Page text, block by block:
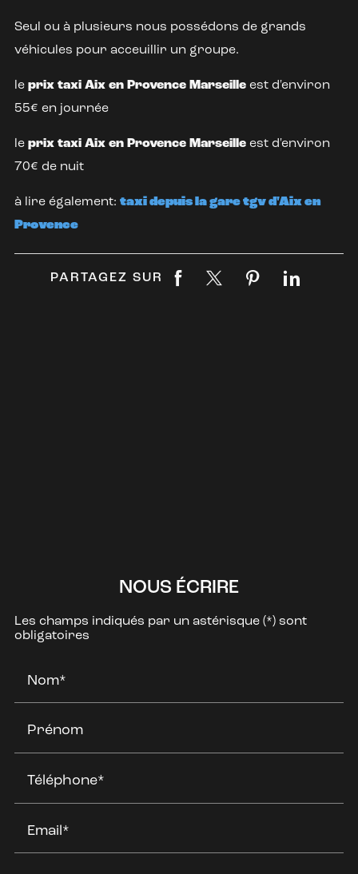
Seul ou à plusieurs nous possédons de grands
véhicules pour acceuillir un groupe.
le prix taxi Aix en Provence Marseilleest d'environ
55€ en journée
le prix taxi Aix en Provence Marseilleest d'environ
70€ de nuit
à lire également: taxi depuis la gare tgv d'Aix en
Provence
PARTAGEZ SUR
NOUS ÉCRIRE
Les champs indiqués par un astérisque (*) sont
obligatoires
Nom*
Prénom
Téléphone*
Email*